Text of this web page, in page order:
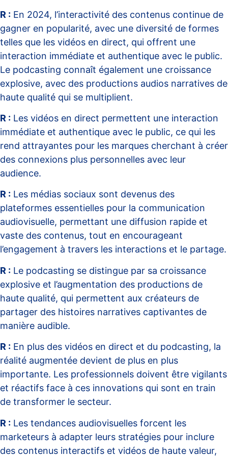
R : En 2024, l’interactivité des contenus continue de
gagner en popularité, avec une diversité de formes
telles que les vidéos en direct, qui offrent une
interaction immédiate et authentique avec le public.
Le podcasting connaît également une croissance
explosive, avec des productions audios narratives de
haute qualité qui se multiplient.
R : Les vidéos en direct permettent une interaction
immédiate et authentique avec le public, ce qui les
rend attrayantes pour les marques cherchant à créer
des connexions plus personnelles avec leur
audience.
R : Les médias sociaux sont devenus des
plateformes essentielles pour la communication
audiovisuelle, permettant une diffusion rapide et
vaste des contenus, tout en encourageant
l’engagement à travers les interactions et le partage.
R : Le podcasting se distingue par sa croissance
explosive et l’augmentation des productions de
haute qualité, qui permettent aux créateurs de
partager des histoires narratives captivantes de
manière audible.
R : En plus des vidéos en direct et du podcasting, la
réalité augmentée devient de plus en plus
importante. Les professionnels doivent être vigilants
et réactifs face à ces innovations qui sont en train
de transformer le secteur.
R : Les tendances audiovisuelles forcent les
marketeurs à adapter leurs stratégies pour inclure
des contenus interactifs et vidéos de haute valeur,